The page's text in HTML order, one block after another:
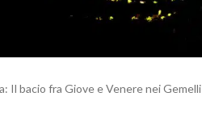
Il bacio fra Giove e Venere nei Gemelli